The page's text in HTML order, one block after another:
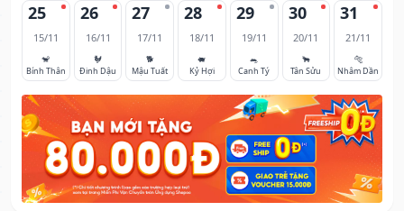
25
15/11
🐒
Bính Thân
26
16/11
🐓
Đinh Dậu
27
17/11
🐕
Mậu Tuất
28
18/11
🐖
Kỷ Hợi
29
19/11
🐀
Canh Tý
30
20/11
🐂
Tân Sửu
31
21/11
🐅
Nhâm Dần